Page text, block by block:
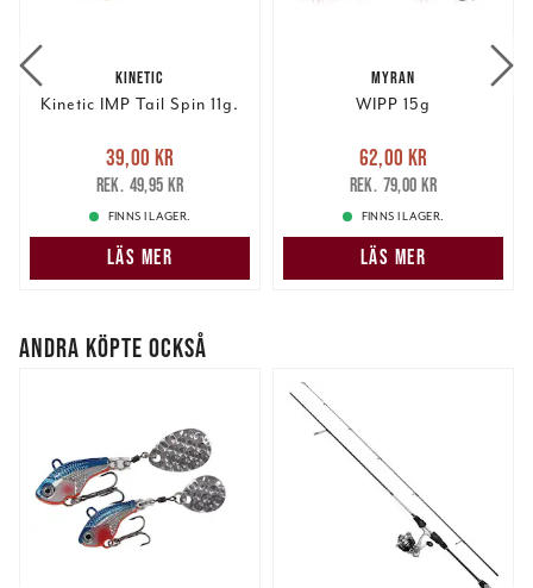
KINETIC
Kinetic IMP Tail Spin 11g.
Nuvarande pris
39,00 krTidigare pris
49,95 kr
39,00 kr
49,95 kr
FINNS I LAGER.
LÄS MER
MYRAN
WIPP 15g
Nuvarande pris
62,00 krTidigare pris
79,00 kr
62,00 kr
79,00 kr
FINNS I LAGER.
LÄS MER
ANDRA KÖPTE OCKSÅ